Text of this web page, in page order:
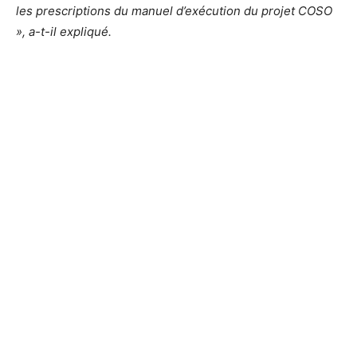
les prescriptions du manuel d’exécution du projet COSO
», a-t-il expliqué.